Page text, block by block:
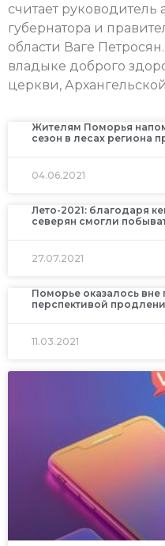
считает
губернатора и
области Ваге
владыке доброго
церкви,
Жителям Поморья
сезон в лесах региона
04.06.2021
Лето-2021: благодаря
северян смогли
27.07.2021
Поморье оказалось вне
перспективой
11.03.2021